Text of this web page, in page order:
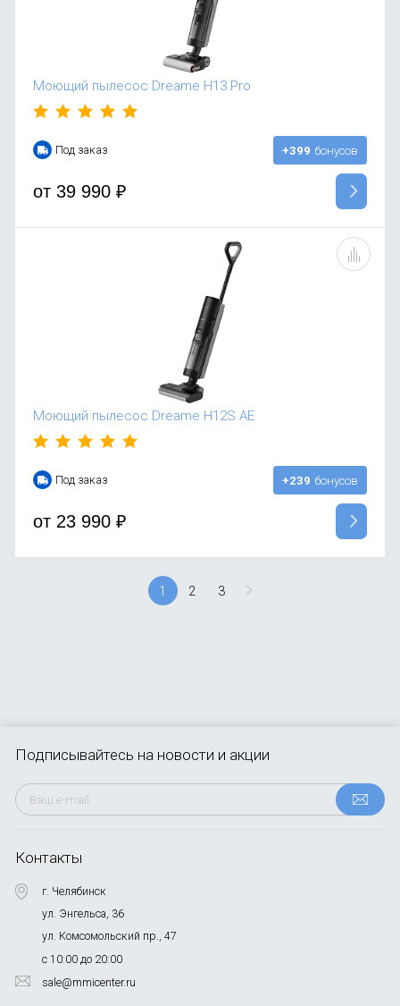
Моющий пылесос Dreame H13 Pro
Под заказ +399 бонусов
от39 990 ₽
Моющий пылесос Dreame H12S AE
Под заказ +239 бонусов
от23 990 ₽
1 2 3
Контакты
г. Челябинск
ул. Энгельса, 36
ул. Комсомольский пр., 47
с 10:00 до 20:00
sale@mmicenter.ru
Подписывайтесь на новости и акции